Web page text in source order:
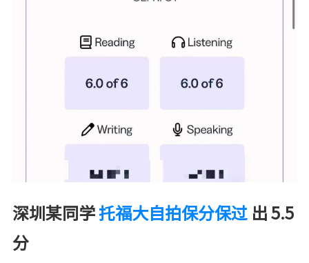
深圳某同学 托福大自拍保分保过 出 5.5
分